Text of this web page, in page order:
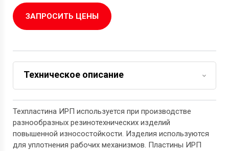
ЗАПРОСИТЬ ЦЕНЫ
Техническое описание
Задать вопрос
Техпластина ИРП используется при производстве
разнообразных резинотехнических изделий
повышенной износостойкости. Изделия используются
для уплотнения рабочих механизмов. Пластины ИРП